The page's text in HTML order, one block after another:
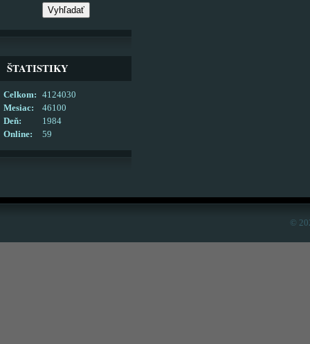
ŠTATISTIKY
Online: 59
Celkom:
4124030
Mesiac:
46100
Deň:
1984
©